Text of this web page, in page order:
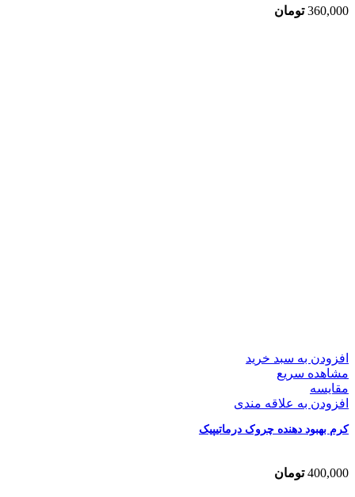
360,000 تومان
افزودن به سبد خرید
مشاهده سریع
مقایسه
افزودن به علاقه مندی
کرم بهبود دهنده چروک درماتیپیک
400,000 تومان